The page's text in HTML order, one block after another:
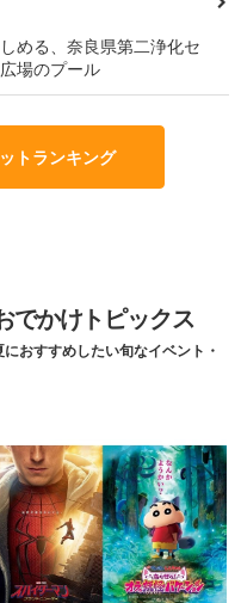
める、奈良県第二浄化セ
場のプール
トランキング
でかけトピックス
おすすめしたい旬なイベント・